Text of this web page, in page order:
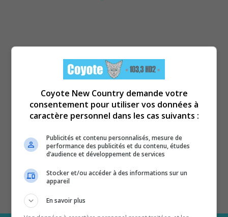
Coyote New Country demande votre
consentement pour utiliser vos données à
caractère personnel dans les cas suivants :
Publicités et contenu personnalisés, mesure de
performance des publicités et du contenu, études
d’audience et développement de services
Stocker et/ou accéder à des informations sur un
appareil
En savoir plus